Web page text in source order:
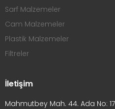
Sarf Malzemeler
Cam Malzemeler
Plastik Malzemeler
Filtreler
İletişim
Mahmutbey Mah. 44. Ada No: